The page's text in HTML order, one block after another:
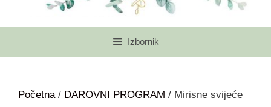
Izbornik
Početna/ DAROVNI PROGRAM / Mirisne svijeće